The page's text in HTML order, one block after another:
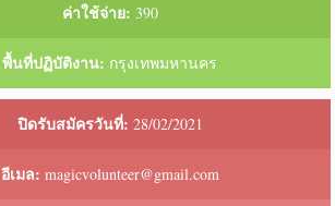
ค่าใช้จ่าย: 390
พื้นที่ปฏิบัติงาน: กรุงเทพมหานคร
ปิดรับสมัครวันที่: 28/02/2021
อีเมล: magicvolunteer@gmail.com